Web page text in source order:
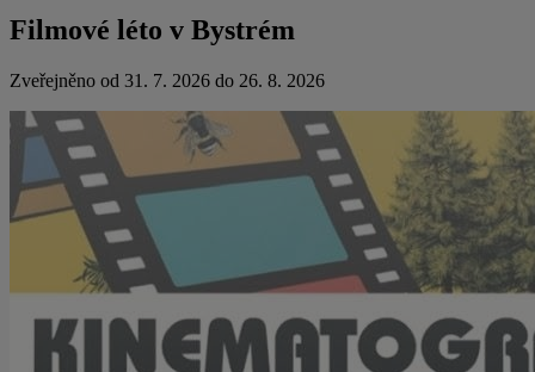
Filmové léto v Bystrém
Zveřejněno od 31. 7. 2026 do 26. 8. 2026